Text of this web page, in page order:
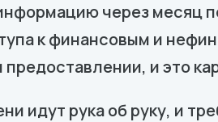
через месяц
к финансовым и
и это
идут рука об руку, и